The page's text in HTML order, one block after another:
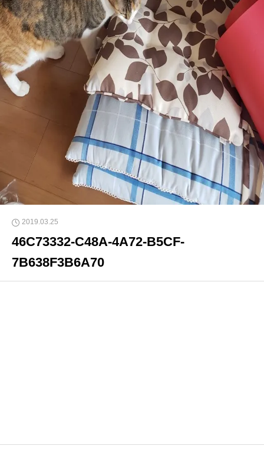
2019.03.25
46C73332-C48A-4A72-B5CF-
7B638F3B6A70